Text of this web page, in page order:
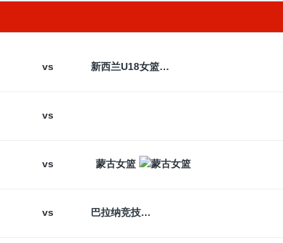
vs 新西兰U18女篮
vs
vs 蒙古女篮
vs 巴拉纳竞技